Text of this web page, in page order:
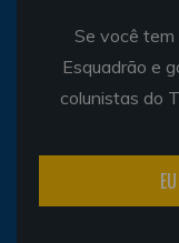
Se você tem
Esquadrão e
colunistas do